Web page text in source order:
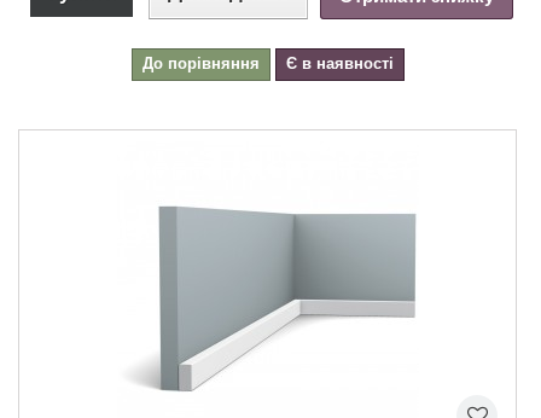
До порівняння Є в наявності